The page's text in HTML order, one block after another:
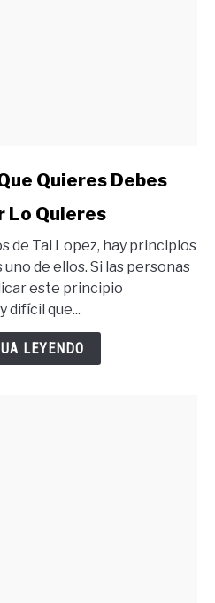
Quieres Debes
Lo Quieres
de Tai Lopez, hay principios
de ellos. Si las personas
este principio
difícil que...
LEYENDO